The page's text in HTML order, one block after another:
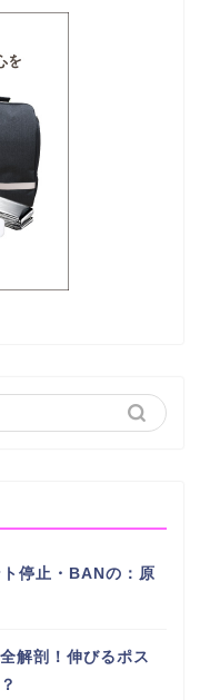
停止・BANの：原
解剖！伸びるポス